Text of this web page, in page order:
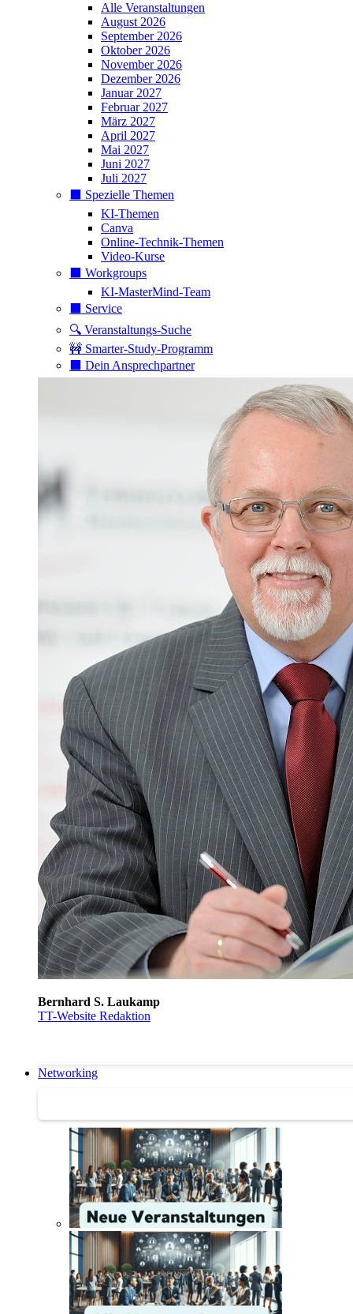
Alle Veranstaltungen
August 2026
September 2026
Oktober 2026
November 2026
Dezember 2026
Januar 2027
Februar 2027
März 2027
April 2027
Mai 2027
Juni 2027
Juli 2027
⬛️ Spezielle Themen
KI-Themen
Canva
Online-Technik-Themen
Video-Kurse
⬛️ Workgroups
KI-MasterMind-Team
⬛️ Service
🔍 Veranstaltungs-Suche
🚧 Smarter-Study-Programm
⬛️ Dein Ansprechpartner
Bernhard S. Laukamp
TT-Website Redaktion
Networking